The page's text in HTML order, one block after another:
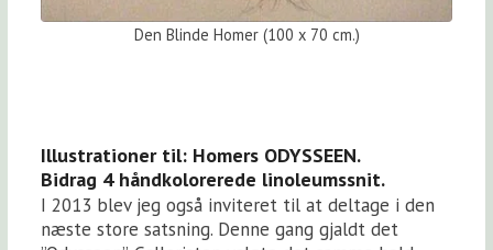
Den Blinde Homer (100 x 70 cm.)
Illustrationer til: Homers ODYSSEEN.
Bidrag 4 håndkolorerede linoleumssnit.
I 2013 blev jeg også inviteret til at deltage i den
næste store satsning. Denne gang gjaldt det